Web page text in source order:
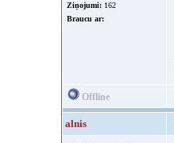
Ziņojumi: 162
Braucu ar:
Offline
alnis